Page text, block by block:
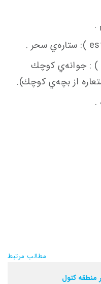
3ـ سُزِ دارِ خال (soze dāre xāl ) : جوانه‌ي كوچك
از بچه‌ي كوچك).
مطالب مرتبط
منطقه کتول